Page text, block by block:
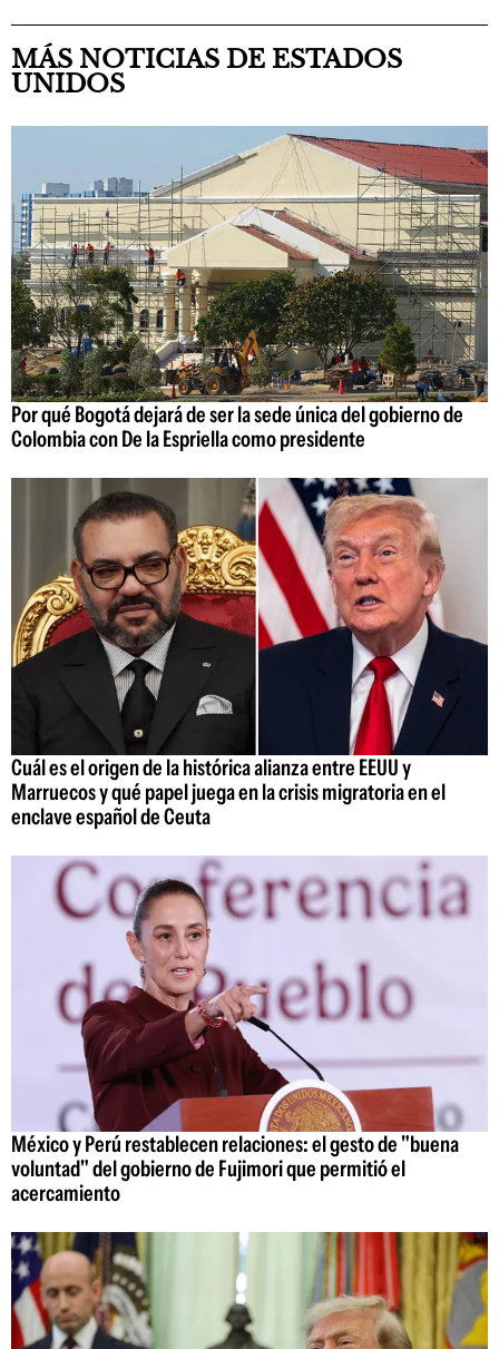
MÁS NOTICIAS DE ESTADOS
UNIDOS
Por qué Bogotá dejará de ser la sede única del gobierno de
Colombia con De la Espriella como presidente
Cuál es el origen de la histórica alianza entre EEUU y
Marruecos y qué papel juega en la crisis migratoria en el
enclave español de Ceuta
México y Perú restablecen relaciones: el gesto de "buena
voluntad" del gobierno de Fujimori que permitió el
acercamiento